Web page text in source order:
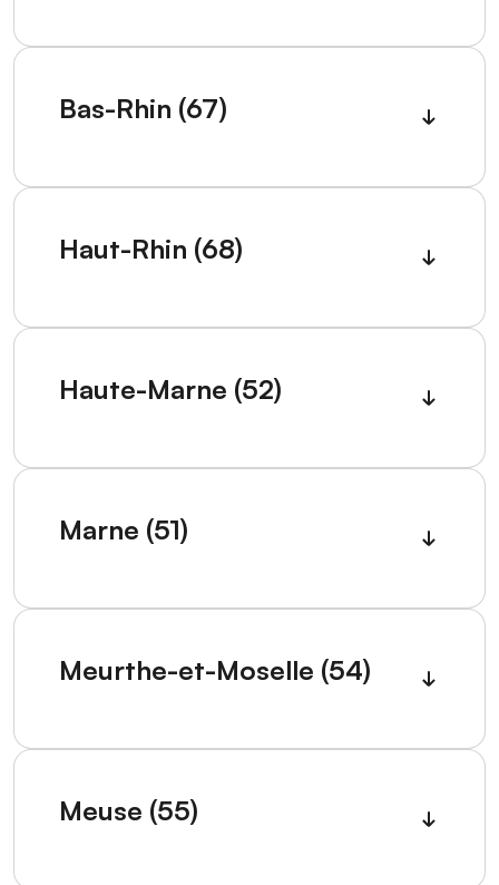
Bas-Rhin (67)
Haut-Rhin (68)
Haute-Marne (52)
Marne (51)
Meurthe-et-Moselle (54)
Meuse (55)